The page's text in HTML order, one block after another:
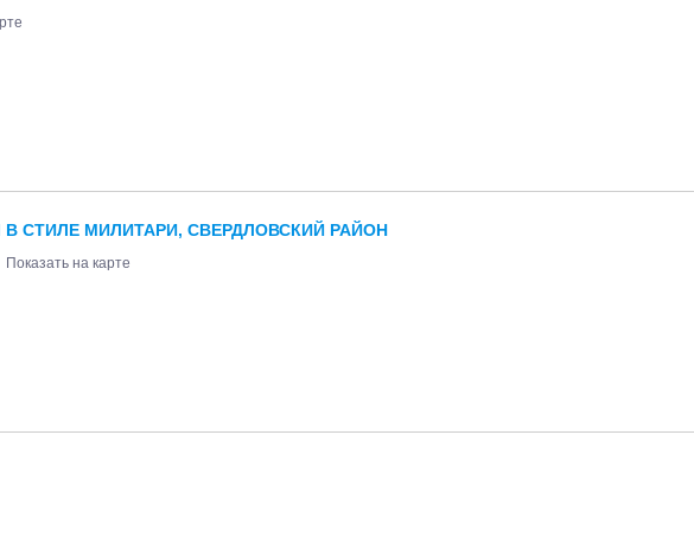
МИЛИТАРИ, СВЕРДЛОВСКИЙ РАЙОН
Показать на карте